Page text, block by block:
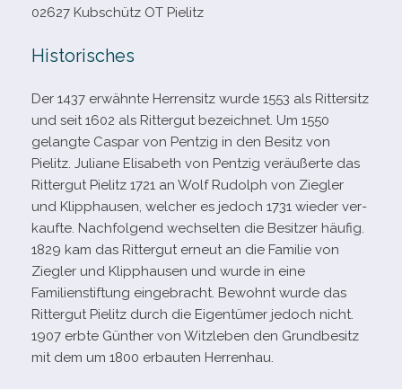
02627 Kubschütz OT Pielitz
Historisches
Der 1437 erwähnte Herrensitz wurde 1553 als Rittersitz
und seit 1602 als Rittergut bezeich­net. Um 1550
gelangte Caspar von Pentzig in den Besitz von
Pielitz. Juliane Elisabeth von Pentzig ver­äu­ßerte das
Rittergut Pielitz 1721 an Wolf Rudolph von Ziegler
und Klipphausen, wel­cher es jedoch 1731 wie­der ver­
kaufte. Nachfolgend wech­sel­ten die Besitzer häu­fig.
1829 kam das Rittergut erneut an die Familie von
Ziegler und Klipphausen und wurde in eine
Familienstiftung ein­ge­bracht. Bewohnt wurde das
Rittergut Pielitz durch die Eigentümer jedoch nicht.
1907 erbte Günther von Witzleben den Grundbesitz
mit dem um 1800 erbau­ten Herrenhau.